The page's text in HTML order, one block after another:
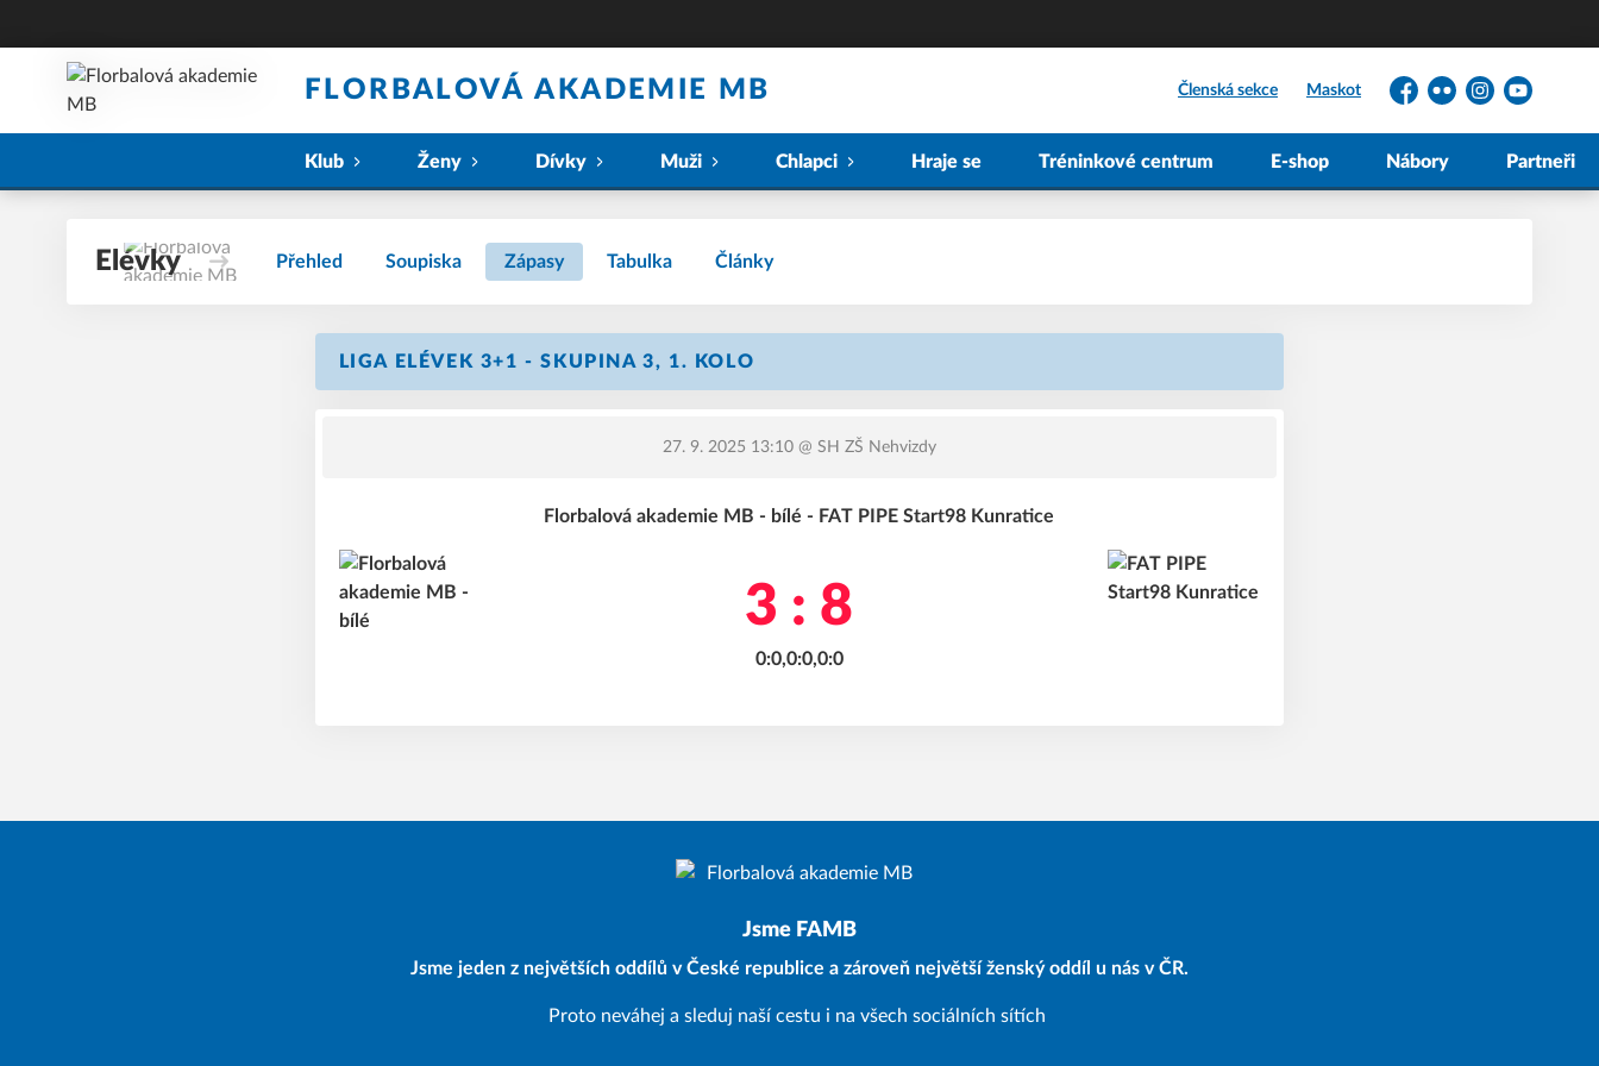
FLORBALOVÁ AKADEMIE MB Členská sekce Maskot
Facebook
FlickrInstagramYouTube
Klub Ženy Dívky Muži Chlapci Hraje se Tréninkové centrum E-shop Nábory Partneři
Elévky Přehled Soupiska Zápasy Tabulka Články
LIGA ELÉVEK 3+1 - SKUPINA 3, 1. KOLO
27. 9. 2025 13:10@ SH ZŠ Nehvizdy
Florbalová akademie MB - bílé - FAT PIPE Start98 Kunratice
3 : 8
0:0,0:0,0:0
Jsme FAMB
Jsme jeden z největších oddílů v České republice a zároveň největší ženský oddíl u nás v ČR.
Proto neváhej a sleduj naší cestu i na všech sociálních sítích